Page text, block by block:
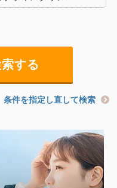
条件を指定し直して検索